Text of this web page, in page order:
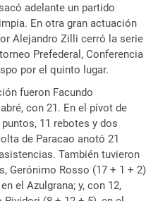
adelante un partido
En otra gran actuación
Alejandro Zilli cerró la serie
Prefederal, Conferencia
por el quinto lugar.
fueron Facundo
con 21. En el pívot de
11 rebotes y dos
de Paracao anotó 21
También tuvieron
Gerónimo Rosso (17 + 1 + 2)
el Azulgrana; y, con 12,